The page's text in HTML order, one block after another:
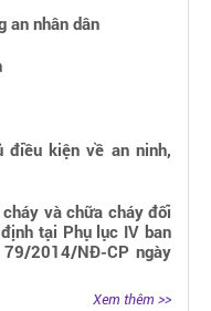
an nhân dân
điều kiện về an ninh,
và chữa cháy đối
tại Phụ lục IV ban
2014/NĐ-CP ngày
Xem thêm >>